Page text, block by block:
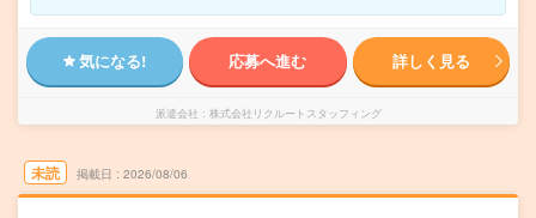
気になる! 応募へ進む 詳しく見る
派遣会社 株式会社リクルートスタッフィング
未読 掲載日 2026/08/06